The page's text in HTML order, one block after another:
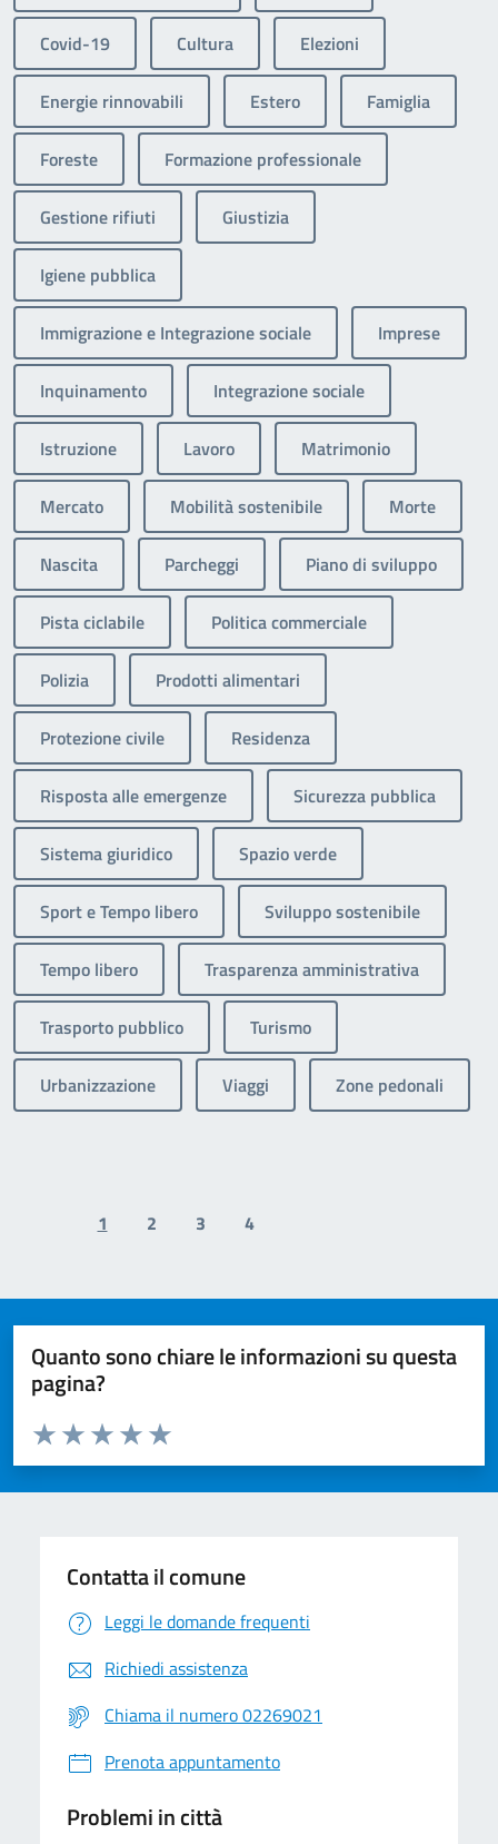
Covid-19 Cultura Elezioni
Energie rinnovabili Estero Famiglia
Foreste Formazione professionale
Gestione rifiuti Giustizia
Igiene pubblica
Immigrazione e Integrazione sociale Imprese
Inquinamento Integrazione sociale
Istruzione Lavoro Matrimonio
Mercato Mobilità sostenibile Morte
Nascita Parcheggi Piano di sviluppo
Pista ciclabile Politica commerciale
Polizia Prodotti alimentari
Protezione civile Residenza
Risposta alle emergenze Sicurezza pubblica
Sistema giuridico Spazio verde
Sport e Tempo libero Sviluppo sostenibile
Tempo libero Trasparenza amministrativa
Trasporto pubblico Turismo
Urbanizzazione Viaggi Zone pedonali
Previous page
1 2 3 4
Quanto sono chiare le informazioni su questa
pagina?
Valuta da 1 a 5 stelle la pagina
Valuta 5 stelle su 5
Valuta 4 stelle su 5
Valuta 3 stelle su 5
Valuta 2 stelle su 5
Valuta 1 stelle su 5
Contatta il comune
Leggi le domande frequenti
Richiedi assistenza
Chiama il numero 02269021
Prenota appuntamento
Problemi in città